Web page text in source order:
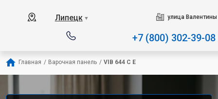
Липецк ▼ улица
+7 (800) 302-39-08
Главная / Варочная панель / VIB 644 C E